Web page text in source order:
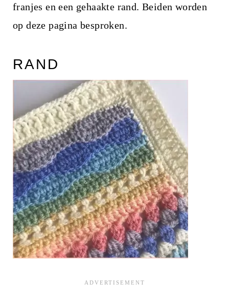
franjes en een gehaakte rand. Beiden worden
op deze pagina besproken.
RAND